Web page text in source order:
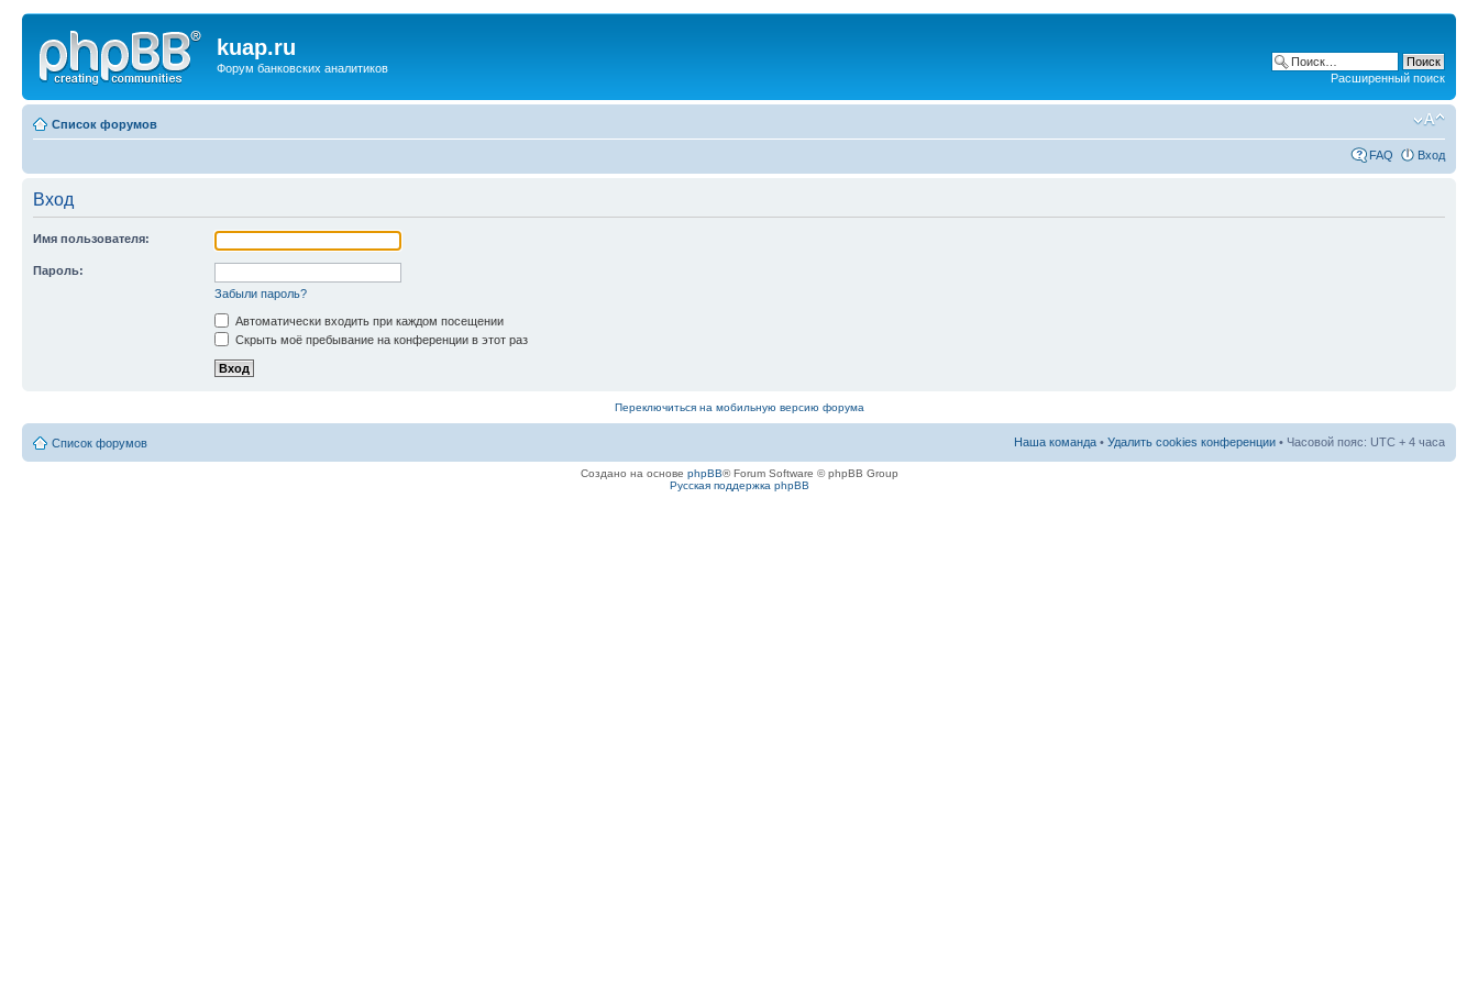
kuap.ru
Форум банковских аналитиков
Расширенный поиск
Список форумов
FAQ Вход
Вход
Имя пользователя:
Пароль:
Забыли пароль?
Автоматически входить при каждом посещении
Скрыть моё пребывание на конференции в этот раз
Переключиться на мобильную версию форума
Список форумов Наша команда • Удалить cookies конференции • Часовой пояс: UTC + 4 часа
Создано на основе phpBB® Forum Software © phpBB Group
Русская поддержка phpBB